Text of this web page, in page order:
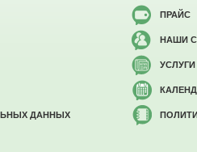
ДАННЫХ
ПРАЙС
НАШИ
УСЛУГИ